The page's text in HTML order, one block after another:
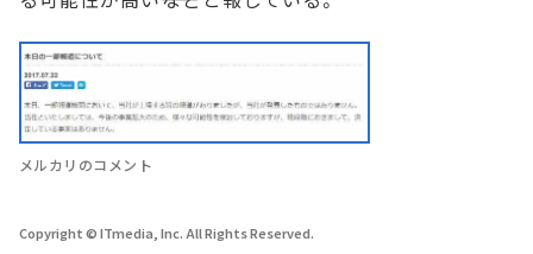
メルカリのコメント
Copyright © ITmedia, Inc. All Rights Reserved.